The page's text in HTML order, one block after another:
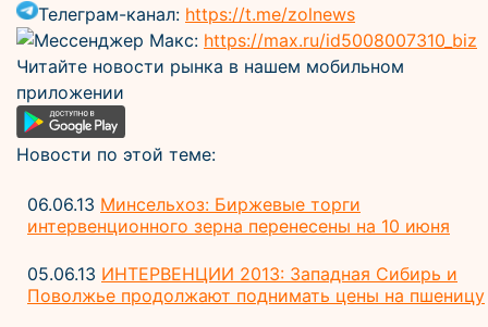
Телеграм-канал: https://t.me/zolnews
Мессенджер Макс: https://max.ru/id5008007310_biz
Читайте новости рынка в нашем мобильном
приложении
Новости по этой теме:
06.06.13 Минсельхоз: Биржевые торги
интервенционного зерна перенесены на 10 июня
05.06.13 ИНТЕРВЕНЦИИ 2013: Западная Сибирь и
Поволжье продолжают поднимать цены на пшеницу